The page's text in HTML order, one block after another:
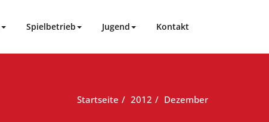
Spielbetrieb Jugend Kontakt
Startseite 2012 Dezember